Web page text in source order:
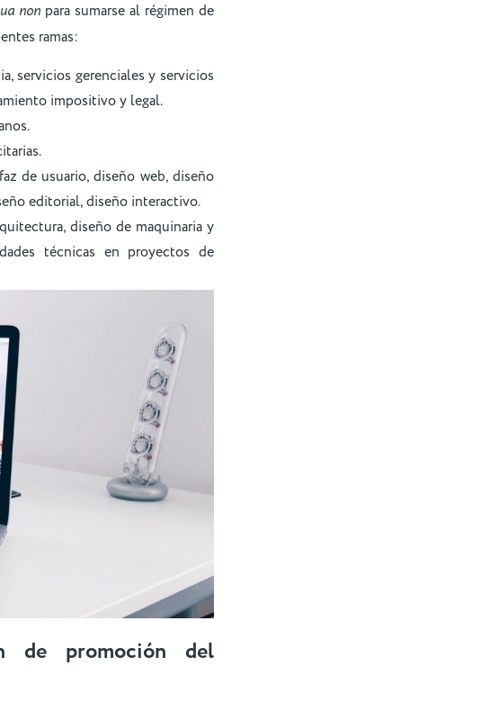
non para sumarse al régimen de
ramas:
servicios gerenciales y servicios
impositivo y legal.
de usuario, diseño web, diseño
editorial, diseño interactivo.
diseño de maquinaria y
técnicas en proyectos de
de promoción del